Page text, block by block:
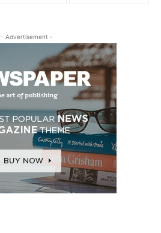
- Advertisement -